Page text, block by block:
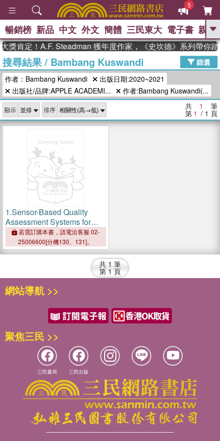
5
GO
熱搜： 東野圭吾 The Odyssey 、
父親節 、 花開錦繡 、 暑期推薦 、
方念華 、 台灣的李登輝時代
女孩：黎曼猜想 、 偉大的迷走神經
、 如果歷史是一群喵 、 臺灣漫遊錄
暢銷榜 新品 中文 外文 簡體 三民東大 電子書 親子
獎肯定！A.F. Steadman 獲年度作家，《史坎德》系列帶你踏
搜尋結果/ Bambang Kuswandi
篩選
作者：Bambang Kuswandi
出版日期:2020~2021
出版社/品牌:APPLE ACADEMI...
作者:Bambang Kuswandi(...
顯示 排序 共 1 筆
第 1 / 1 頁
1.Sensor-Based Quality
Assessment Systems for
Fruits and Vegetables
若需訂購本書，請電洽客服 02-
25006600[分機130、131]。
共 1 筆
第 1 頁
網站導航 >>
聚焦三民 >>
三民書局 三民出版